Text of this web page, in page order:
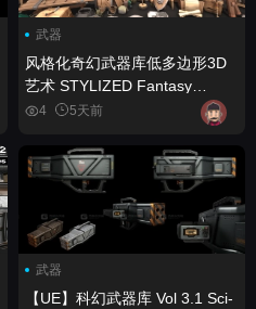
武器
风格化奇幻武器库低多边形3D
艺术 STYLIZED Fantasy
Armory - Low Poly 3D Art
4 5天前
武器
【UE】科幻武器库 Vol 3.1 Sci-